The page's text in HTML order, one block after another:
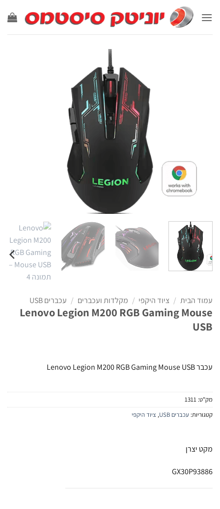
עמוד הבית / ציוד היקפי / מקלדות ועכברים / עכברים USB
Lenovo Legion M200 RGB Gaming Mouse
USB
עכבר Lenovo Legion M200 RGB Gaming Mouse USB
מק"ט: 1311
קטגוריות: עכברים USB , ציוד היקפי
מקט יצרן
GX30P93886